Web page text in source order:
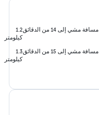
مسافة مشي إلى 14 من الدقائق
1.2
كيلومتر
مسافة مشي إلى 15 من الدقائق
1.3
كيلومتر